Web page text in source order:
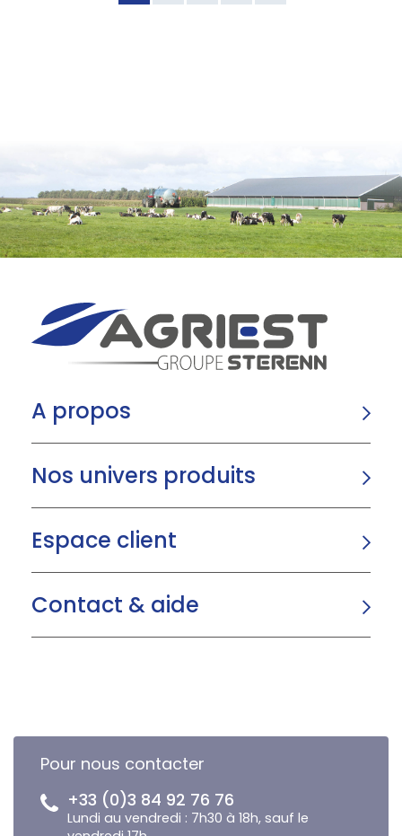
A propos
Nos univers produits
Espace client
Contact & aide
Pour nous contacter
+33 (0)3 84 92 76 76
Lundi au vendredi : 7h30 à 18h, sauf le